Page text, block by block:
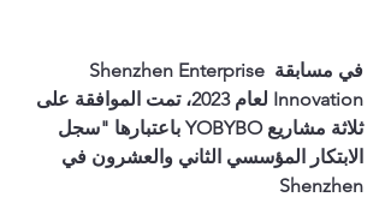
في مسابقة Shenzhen Enterprise
Innovation لعام 2023، تمت الموافقة على
ثلاثة مشاريع YOBYBO باعتبارها "سجل
الابتكار المؤسسي الثاني والعشرون في
Shenzhen